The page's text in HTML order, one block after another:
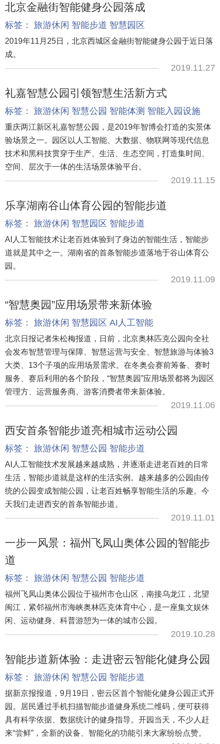
北京金融街智能健身公园落成
标签： 旅游休闲 智能步道 智慧园区
2019年11月25日，北京西城区金融街智能健身公园于近日落
成。
2019.11.27
礼嘉智慧公园引领智慧生活新方式
标签： 旅游休闲 智慧公园 智能体测 智能入园设施
重庆两江新区礼嘉智慧公园，是2019年智博会打造的实景体
验场景之一。园区以人工智能、大数据、物联网等现代信息
技术和黑科技贯穿于生产、生活、生态空间，打造集时间、
空间、层次于一体的生活场景体验平台。
2019.11.15
乐享湖南谷山体育公园的智能步道
标签： 旅游休闲 智慧园区 智能步道
AI人工智能技术让老百姓体验到了身边的智能生活，智能步
道就是其中之一。湖南省的首条智能步道落地于谷山体育公
园。
2019.11.09
“智慧奥园”应用场景带来新体验
标签： 旅游休闲 智慧园区 AI人工智能
北京日报记者朱松梅报道，日前，北京奥林匹克公园向全社
会发布智慧管理与保障、智慧运营与安全、智慧旅游与体验3
大类、13个子项的应用场景需求。在冬奥会赛前筹备、赛时
服务、赛后利用的各个阶段，“智慧奥园”应用场景都将为园区
管理方、运营服务商、游客消费者带来新体验。
2019.11.06
西安首条智能步道亮相城市运动公园
标签： 旅游休闲 智慧公园 智能步道
AI人工智能技术发展越来越成熟，并逐渐走进老百姓的日常
生活，智能步道就是这样的生活实例。越来越多的公园由传
统的公园变成智能公园，让老百姓畅享智能生活的乐趣。今
天我们走进西安的首条智能步道。
2019.11.01
一步一风景：福州飞凤山奥体公园的智能步
道
标签： 旅游休闲 智慧公园 智能步道
福州飞凤山奥体公园位于福州市仓山区，南接乌龙江，北望
闽江，紧邻福州市海峡奥林匹克体育中心，是一座集文娱休
闲、运动健身、科普游憩为一体的城市公园。
2019.10.28
智能步道新体验：走进密云智能化健身公园
标签： 旅游休闲 智慧公园 智能步道
据新京报报道，9月19日，密云区首个智能化健身公园正式开
园。居民通过手机扫描智能步道健身系统二维码，便可获得
具有科学依据、数据统计的健身指导。开园当天，不少人赶
来“尝鲜”，全新的设备、智能化的功能引来大家纷纷点赞。